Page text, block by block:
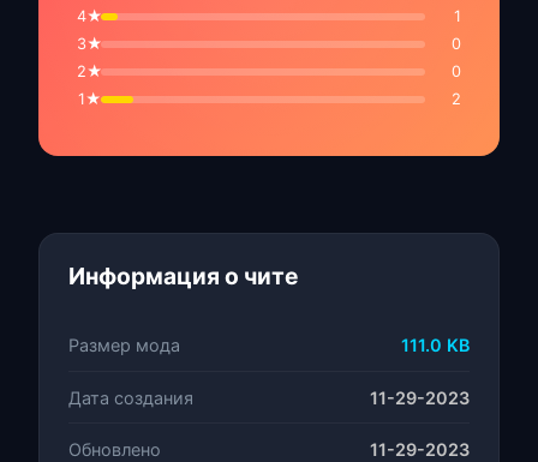
4★
1
3★
0
2★
0
1★
2
Информация о чите
Размер мода 111.0 KB
Дата создания 11-29-2023
Обновлено 11-29-2023